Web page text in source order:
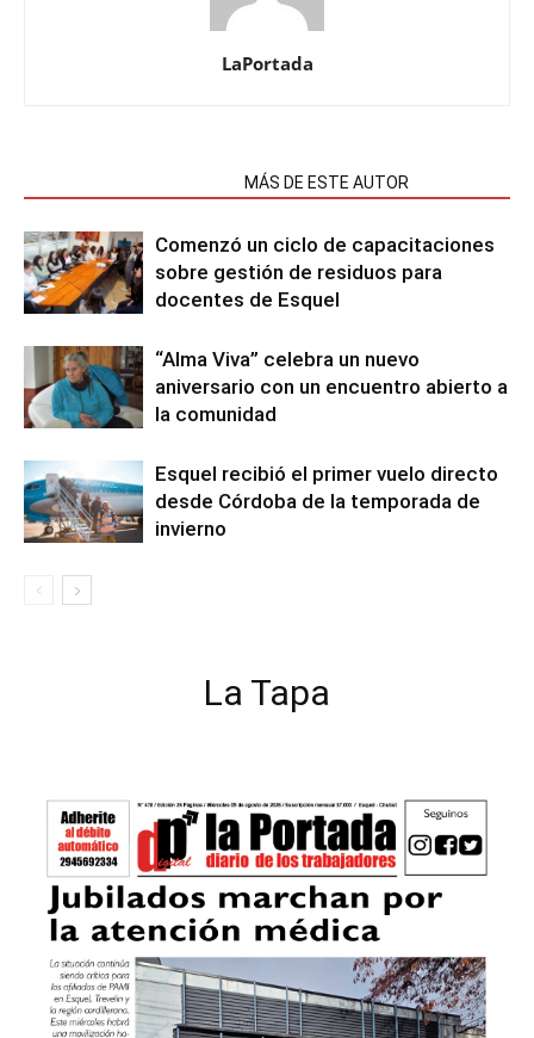
LaPortada
MÁS DE ESTE AUTOR
Comenzó un ciclo de capacitaciones
sobre gestión de residuos para
docentes de Esquel
“Alma Viva” celebra un nuevo
aniversario con un encuentro abierto a
la comunidad
Esquel recibió el primer vuelo directo
desde Córdoba de la temporada de
invierno
La Tapa